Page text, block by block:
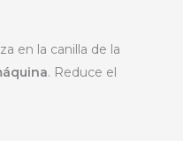
en la canilla de la
. Reduce el